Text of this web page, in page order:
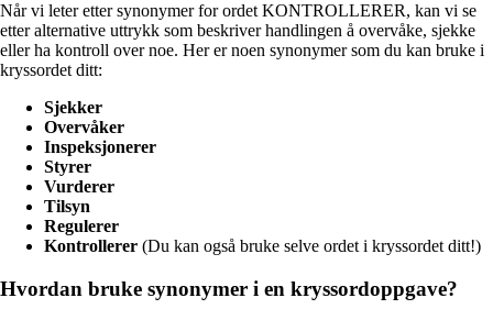
Når vi leter etter synonymer for ordet KONTROLLERER, kan vi se
etter alternative uttrykk som beskriver handlingen å overvåke, sjekke
eller ha kontroll over noe. Her er noen synonymer som du kan bruke i
kryssordet ditt:
Sjekker
Overvåker
Inspeksjonerer
Styrer
Vurderer
Tilsyn
Regulerer
Kontrollerer (Du kan også bruke selve ordet i kryssordet ditt!)
Hvordan bruke synonymer i en kryssordoppgave?